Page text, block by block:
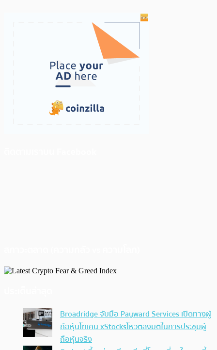
Broadridge จับมือ Payward Services เปิดทางผู้
ถือหุ้นโทเคน xStocksโหวตลงมติในการประชุมผู้
ถือหุ้นจริง